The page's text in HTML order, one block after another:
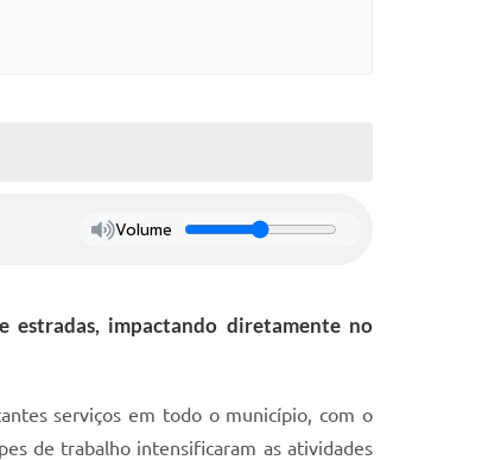
Volume
estradas, impactando diretamente no
serviços em todo o município, com o
de trabalho intensificaram as atividades